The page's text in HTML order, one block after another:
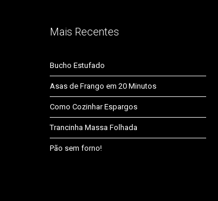
Mais Recentes
Bucho Estufado
Asas de Frango em 20 Minutos
Como Cozinhar Espargos
Trancinha Massa Folhada
Pão sem forno!